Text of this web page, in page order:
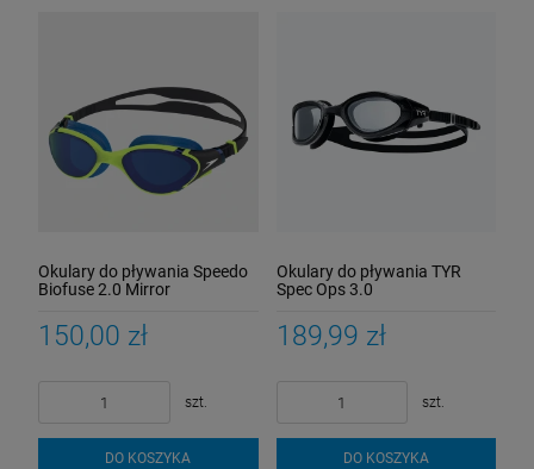
Okulary do pływania Speedo
Biofuse 2.0 Mirror
150,00 zł
szt.
DO KOSZYKA
Okulary do pływania TYR
Spec Ops 3.0
189,99 zł
szt.
DO KOSZYKA